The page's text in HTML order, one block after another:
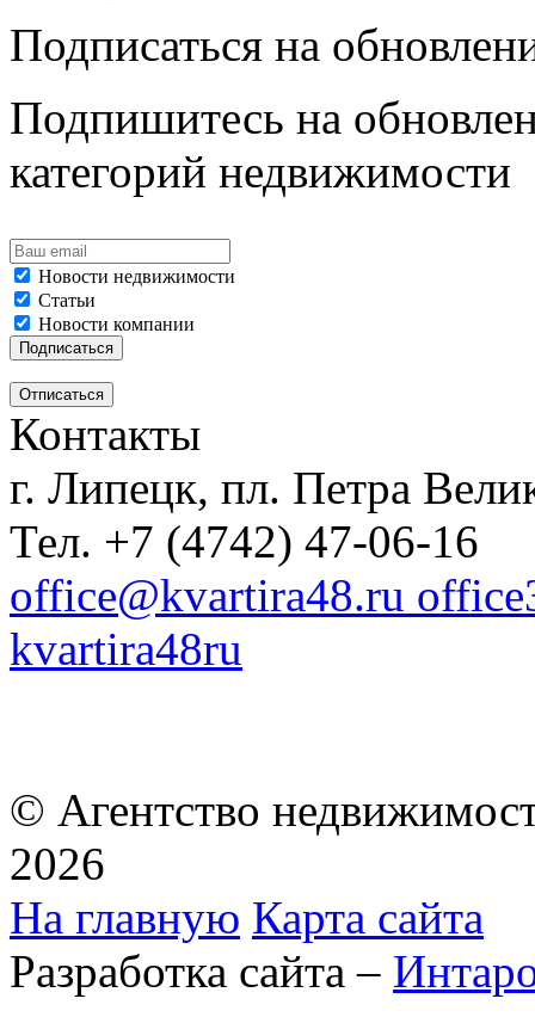
Подписаться на
Подпишитесь на
категорий недвижимости
Новости недвижимости
Статьи
Новости компании
Контакты
г. Липецк, пл. Петра
Тел. +7 (4742) 47-06-16
office@kvartira48.ru
kvartira48ru
© Агентство
2026
На главную Карта сайта
Разработка сайта –